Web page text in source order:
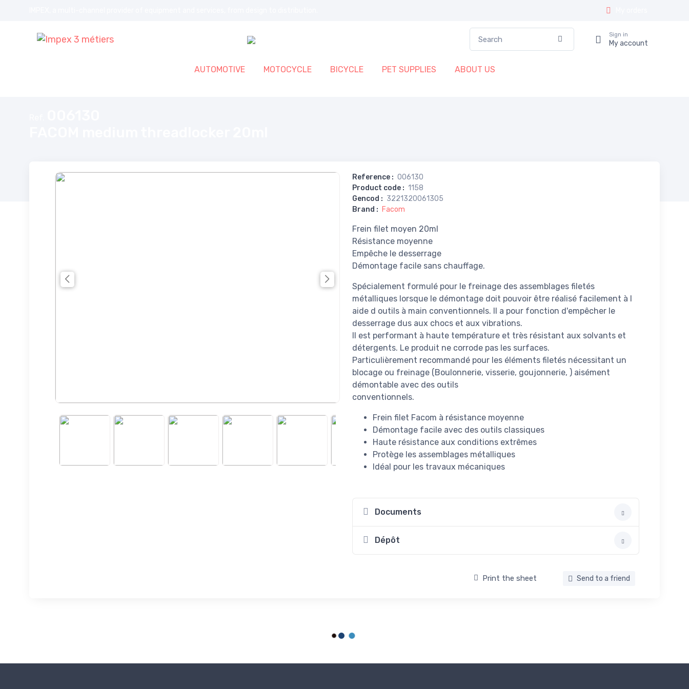
Sign in
My account
AUTOMOTIVE MOTOCYCLE BICYCLE PET SUPPLIES ABOUT US
Reference : 006130
Product code : 1158
Gencod : 3221320061305
Brand : Facom
Frein filet moyen 20ml
Résistance moyenne
Empêche le desserrage
Démontage facile sans chauffage.
Spécialement formulé pour le freinage des assemblages filetés
métalliques lorsque le démontage doit pouvoir être réalisé facilement à l
aide d outils à main conventionnels. Il a pour fonction d'empêcher le
desserrage dus aux chocs et aux vibrations.
Il est performant à haute température et très résistant aux solvants et
détergents. Le produit ne corrode pas les surfaces.
Particulièrement recommandé pour les éléments filetés nécessitant un
blocage ou freinage (Boulonnerie, visserie, goujonnerie, ) aisément
démontable avec des outils
conventionnels.
Frein filet Facom à résistance moyenne
Démontage facile avec des outils classiques
Haute résistance aux conditions extrêmes
Protège les assemblages métalliques
Idéal pour les travaux mécaniques
Documents
Dépôt
Print the sheet Send to a friend